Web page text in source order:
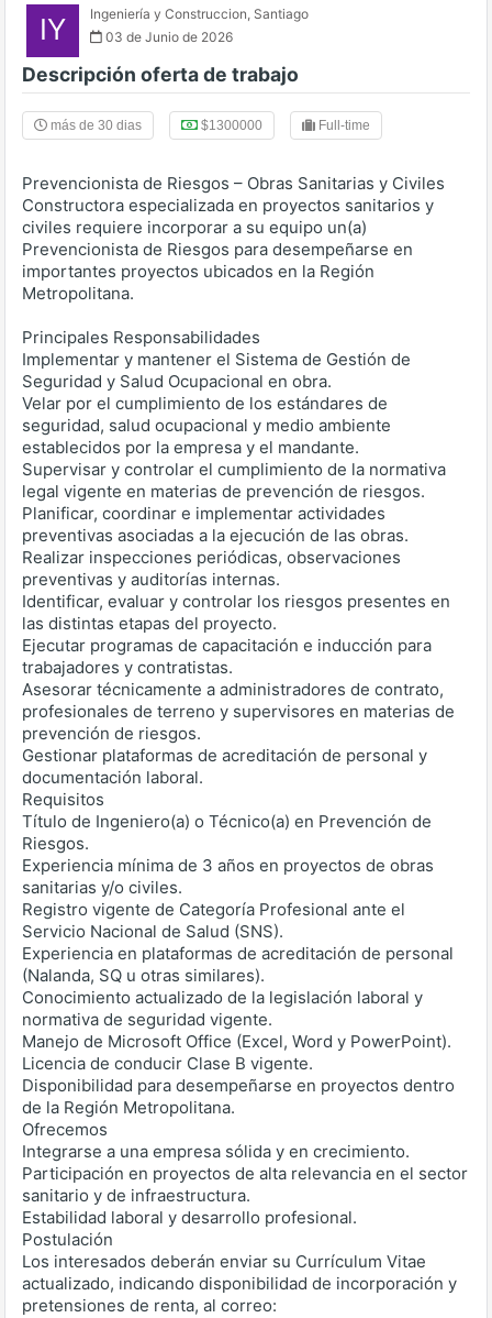
IY Ingeniería y Construccion, Santiago
03 de Junio de 2026
Descripción oferta de trabajo
más de 30 dias $1300000 Full-time
Prevencionista de Riesgos – Obras Sanitarias y Civiles
Constructora especializada en proyectos sanitarios y
civiles requiere incorporar a su equipo un(a)
Prevencionista de Riesgos para desempeñarse en
importantes proyectos ubicados en la Región
Metropolitana.
Principales Responsabilidades
Implementar y mantener el Sistema de Gestión de
Seguridad y Salud Ocupacional en obra.
Velar por el cumplimiento de los estándares de
seguridad, salud ocupacional y medio ambiente
establecidos por la empresa y el mandante.
Supervisar y controlar el cumplimiento de la normativa
legal vigente en materias de prevención de riesgos.
Planificar, coordinar e implementar actividades
preventivas asociadas a la ejecución de las obras.
Realizar inspecciones periódicas, observaciones
preventivas y auditorías internas.
Identificar, evaluar y controlar los riesgos presentes en
las distintas etapas del proyecto.
Ejecutar programas de capacitación e inducción para
trabajadores y contratistas.
Asesorar técnicamente a administradores de contrato,
profesionales de terreno y supervisores en materias de
prevención de riesgos.
Gestionar plataformas de acreditación de personal y
documentación laboral.
Requisitos
Título de Ingeniero(a) o Técnico(a) en Prevención de
Riesgos.
Experiencia mínima de 3 años en proyectos de obras
sanitarias y/o civiles.
Registro vigente de Categoría Profesional ante el
Servicio Nacional de Salud (SNS).
Experiencia en plataformas de acreditación de personal
(Nalanda, SQ u otras similares).
Conocimiento actualizado de la legislación laboral y
normativa de seguridad vigente.
Manejo de Microsoft Office (Excel, Word y PowerPoint).
Licencia de conducir Clase B vigente.
Disponibilidad para desempeñarse en proyectos dentro
de la Región Metropolitana.
Ofrecemos
Integrarse a una empresa sólida y en crecimiento.
Participación en proyectos de alta relevancia en el sector
sanitario y de infraestructura.
Estabilidad laboral y desarrollo profesional.
Postulación
Los interesados deberán enviar su Currículum Vitae
actualizado, indicando disponibilidad de incorporación y
pretensiones de renta, al correo: